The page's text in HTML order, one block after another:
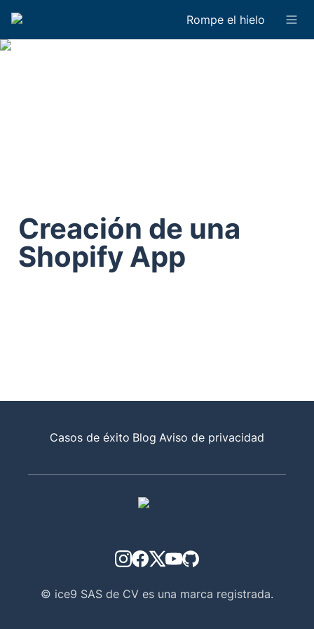
Rompe el hielo
Creación de una
Shopify App
Casos de éxito Blog Aviso de privacidad
© ice9 SAS de CV es una marca registrada.